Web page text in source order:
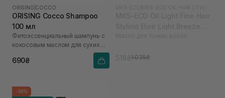
ORISING COCCO
ORISING Cocco Shampoo
100 мл
Фитоэссенциальный шампунь с
кокосовым маслом для сухих
690₴ 1 035₴
-50%